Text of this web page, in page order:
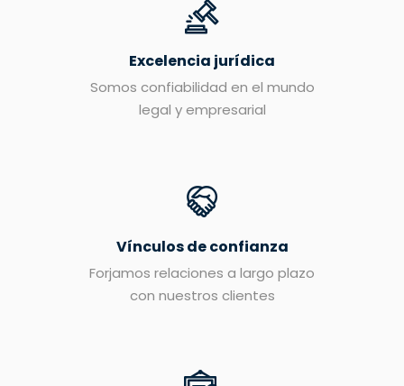
Excelencia jurídica
Somos confiabilidad en el mundo
legal y empresarial
Vínculos de confianza
Forjamos relaciones a largo plazo
con nuestros clientes